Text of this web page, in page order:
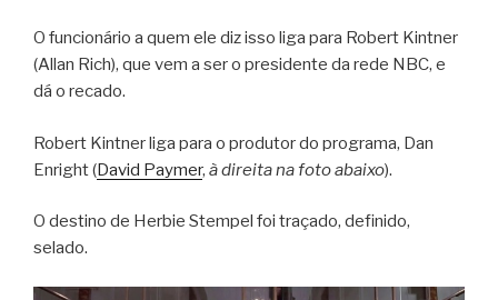
O funcionário a quem ele diz isso liga para Robert Kintner
(Allan Rich), que vem a ser o presidente da rede NBC, e
dá o recado.
Robert Kintner liga para o produtor do programa, Dan
Enright (David Paymer, à direita na foto abaixo).
O destino de Herbie Stempel foi traçado, definido,
selado.